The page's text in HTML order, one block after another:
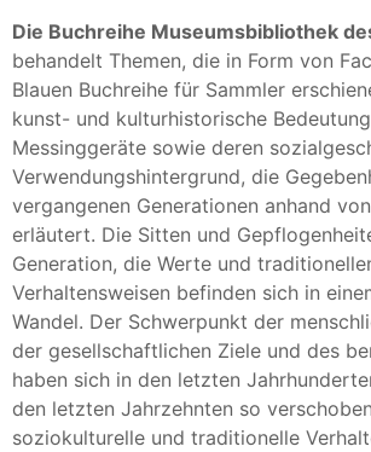
Die Buchreihe Museumsbibliothek
behandelt Themen, die in Form von
Blauen Buchreihe für Sammler
kunst- und kulturhistorische
Messinggeräte sowie deren
Verwendungshintergrund, die
vergangenen Generationen anhand
erläutert. Die Sitten und
Generation, die Werte und
Verhaltensweisen befinden sich in
Wandel. Der Schwerpunkt der
der gesellschaftlichen Ziele und des
haben sich in den letzten
den letzten Jahrzehnten so
soziokulturelle und traditionelle